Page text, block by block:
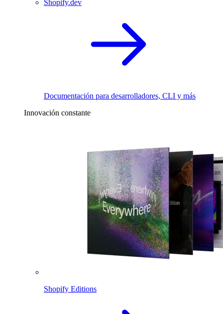
Shopify.dev
Documentación para desarrolladores, CLI y más
Innovación constante
Shopify Editions